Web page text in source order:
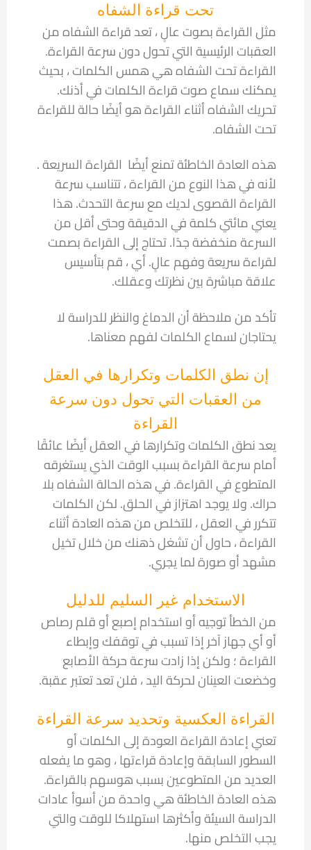
تحت قراءة الشفاه
مثل القراءة بصوت عالٍ ، تعد قراءة الشفاه من
العقبات الرئيسية التي تحول دون سرعة القراءة.
القراءة تحت الشفاه هي همس الكلمات ، بحيث
يمكنك سماع صوت قراءة الكلمات في أذنك.
تحريك الشفاه أثناء القراءة هو أيضًا حالة للقراءة
تحت الشفاه.
هذه العادة الخاطئة تمنع أيضًا القراءة السريعة .
لأنه في هذا النوع من القراءة ، تتناسب سرعة
القراءة القصوى لديك مع سرعة التحدث. هذا
يعني مائتي كلمة في الدقيقة وحتى أقل من
السرعة منخفضة جدًا. تحتاج إلى القراءة بصمت
لقراءة سريعة وفهم عالٍ. أي ، قم بتأسيس
علاقة مباشرة بين نظرتك وعقلك.
تأكد من ملاحظة أن الدماغ والنظر للدراسة لا
يحتاجان لسماع الكلمات لفهم معناها.
إن نطق الكلمات وتكرارها في العقل
من العقبات التي تحول دون سرعة
القراءة
يعد نطق الكلمات وتكرارها في العقل أيضًا عائقًا
أمام سرعة القراءة بسبب الوقت الذي يستغرقه
المتطوع في القراءة. في هذه الحالة الشفاه بلا
حراك. ولا يوجد اهتزاز في الحلق. لكن الكلمات
تتكرر في العقل ، للتخلص من هذه العادة أثناء
القراءة ، حاول أن تشغل ذهنك من خلال تخيل
مشهد أو صورة لما يجري.
الاستخدام غير السليم للدليل
من الخطأ توجيه أو استخدام إصبع أو قلم رصاص
أو أي جهاز آخر إذا تسبب في توقفك وإبطاء
القراءة ؛ ولكن إذا زادت سرعة حركة الأصابع
وخضعت العينان لحركة اليد ، فلن تعد تعتبر عقبة.
القراءة العكسية وتحديد سرعة القراءة
تعني إعادة القراءة العودة إلى الكلمات أو
السطور السابقة وإعادة قراءتها ، وهو ما يفعله
العديد من المتطوعين بسبب هوسهم بالقراءة.
هذه العادة الخاطئة هي واحدة من أسوأ عادات
الدراسة السيئة وأكثرها استهلاكا للوقت والتي
يجب التخلص منها.